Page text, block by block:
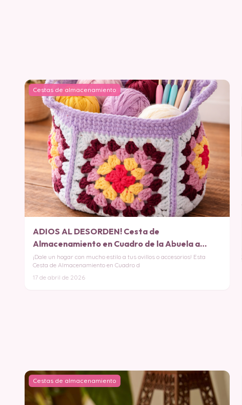
Cestas de almacenamiento
ADIOS AL DESORDEN! Cesta de
Almacenamiento en Cuadro de la Abuela a
Crochet PATRON GRATIS
¡Dale un hogar con mucho estilo a tus ovillos o accesorios! Esta
Cesta de Almacenamiento en Cuadro d
17 de abril de 2026
Cestas de almacenamiento